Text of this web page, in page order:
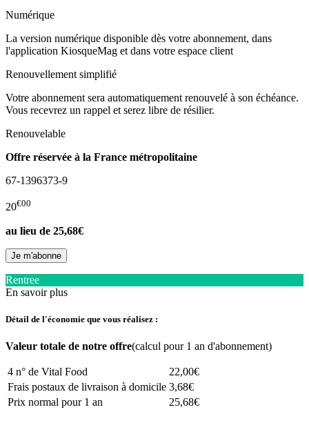
Numérique
La version numérique disponible dès votre abonnement, dans
l'application KiosqueMag et dans votre espace client
Renouvellement simplifié
Votre abonnement sera automatiquement renouvelé à son échéance.
Vous recevrez un rappel et serez libre de résilier.
Renouvelable
Offre réservée à la France métropolitaine
67-1396373-9
20€00
au lieu de 25,68€
Rentree
En savoir plus
Détail de l'économie que vous réalisez :
Valeur totale de notre offre(calcul pour 1 an d'abonnement)
4 n° de Vital Food
22,00€
Frais postaux de livraison à domicile 3,68€
Prix normal pour 1 an
25,68€